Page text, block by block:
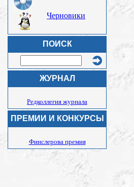
Черновики
ПОИСК
ЖУРНАЛ
Редколлегия журнала
ПРЕМИИ И КОНКУРСЫ
Финслерова премия